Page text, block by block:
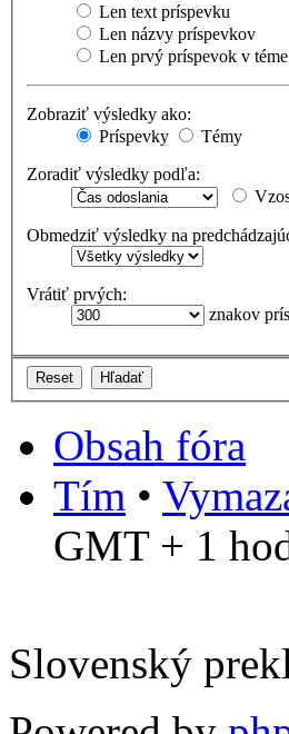
Len text príspevku
Len názvy príspevkov
Len prvý príspevok v téme
Zobraziť výsledky ako:
Príspevky
Témy
Zoradiť výsledky podľa:
Obmedziť výsledky na
Vrátiť prvých:
znakov
Obsah fóra
Tím •
GMT + 1
Slovenský